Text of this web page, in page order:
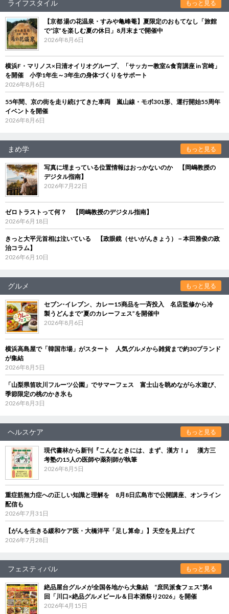
ライフスタイル もっと見る
【京都 湯の花温泉・すみや亀峰菴】夏限定のおもてなし「旅館
で“涼”を楽しむ夏の休日」8月末まで開催中
2026年8月6日
横浜F・マリノス×日清オイリオグループ、「サッカー教室&食育講座 in 宮崎」
を開催 小学1年生～3年生の身体づくりをサポート
2026年8月6日
55年間、京の街を走り続けてきた車両 嵐山線・モボ301形、運行開始55周年
イベントを開催
2026年8月6日
まめ学 もっと見る
写真に埋まっている位置情報はおっかないのか 【岡嶋教授の
デジタル指南】
2026年7月22日
ゼロトラストって何？ 【岡嶋教授のデジタル指南】
2026年6月18日
きっと大平元首相は泣いている 【政眼鏡（せいがんきょう）－本田雅俊の政
治コラム】
2026年6月10日
グルメ もっと見る
セブン‐イレブン、カレー15商品を一斉投入 名店監修から冷
製うどんまで“夏のカレーフェス”を開催中
2026年8月6日
横浜高島屋で「韓国市場」がスタート 人気グルメから雑貨まで約30ブランド
が集結
2026年8月5日
「山梨県笛吹川フルーツ公園」でサマーフェス 富士山を眺めながら水遊び、
季節限定の桃のかき氷も
2026年8月3日
ヘルスケア もっと見る
現代書林から新刊『こんなときには、まず、漢方！』 漢方三
考塾の15人の医師や薬剤師が執筆
2026年8月5日
重症筋無力症への正しい知識と理解を 8月8日広島市で公開講座、オンライン
配信も
2026年7月31日
【がんを生きる緩和ケア医・大橋洋平「足し算命」】天空を見上げて
2026年7月28日
フェスティバル もっと見る
絶品屋台グルメが全国各地から大集結 “庶民派食フェス”第4
回「川口×絶品グルメビール＆日本酒祭り2026」を開催
2026年4月15日